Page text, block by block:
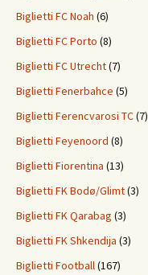
Biglietti FC Noah (6)
Biglietti FC Porto (8)
Biglietti FC Utrecht(7)
Biglietti Fenerbahce (5)
Biglietti Ferencvarosi TC(7)
Biglietti Feyenoord (8)
Biglietti Fiorentina (13)
Biglietti FK Bodø/Glimt(3)
Biglietti FK Qarabag (3)
Biglietti FK Shkendija (3)
Biglietti Football(167)